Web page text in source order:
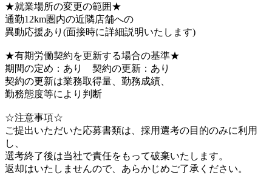
★就業場所の変更の範囲★
通勤12km圏内の近隣店舗への
異動応援あり(面接時に詳細説明いたします)
★有期労働契約を更新する場合の基準★
期間の定め：あり 契約の更新：あり
契約の更新は業務取得量、勤務成績、
勤務態度等により判断
☆注意事項☆
ご提出いただいた応募書類は、採用選考の目的のみに利用
し、
選考終了後は当社で責任をもって破棄いたします。
返却はいたしませんので、あらかじめご了承ください。